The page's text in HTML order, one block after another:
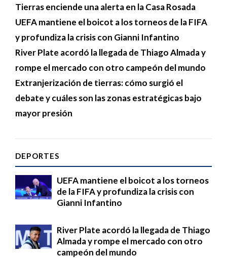
Tierras enciende una alerta en la Casa Rosada
UEFA mantiene el boicot a los torneos de la FIFA
y profundiza la crisis con Gianni Infantino
River Plate acordó la llegada de Thiago Almada y
rompe el mercado con otro campeón del mundo
Extranjerización de tierras: cómo surgió el
debate y cuáles son las zonas estratégicas bajo
mayor presión
DEPORTES
UEFA mantiene el boicot a los torneos
de la FIFA y profundiza la crisis con
Gianni Infantino
River Plate acordó la llegada de Thiago
Almada y rompe el mercado con otro
campeón del mundo